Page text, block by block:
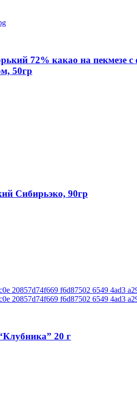
72% какао на пекмезе
50гр
Сибирьэко, 90гр
20 г